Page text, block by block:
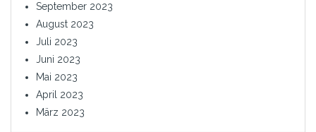
September 2023
August 2023
Juli 2023
Juni 2023
Mai 2023
April 2023
März 2023